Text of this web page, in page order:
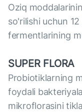
Oziq
so'rilishi uchun
fermentlarining
SUPER FLORA
Probiotiklarning
foydali
mikroflorasini